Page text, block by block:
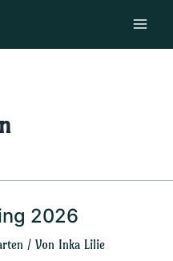
Main
Menu
2026
/ Von Inka Lilie